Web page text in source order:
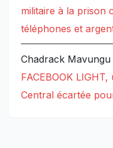
militaire à la prison
téléphones et
Chadrack Mavungu
FACEBOOK
Central écartée